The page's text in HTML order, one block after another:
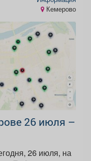
Кемерово
26 июля –
26 июля, на